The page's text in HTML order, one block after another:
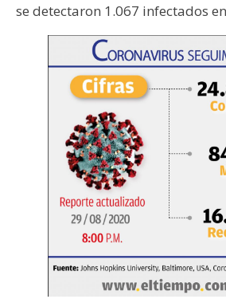
se detectaron 1.067 infectados